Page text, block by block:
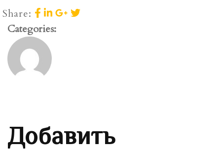
Share:
Categories:
Добавить